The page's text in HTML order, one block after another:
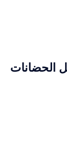
الحضانات